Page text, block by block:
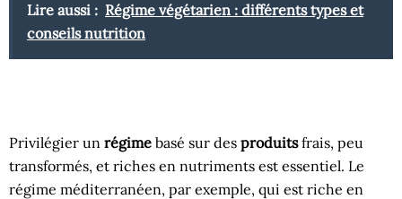
Lire aussi : Régime végétarien : différents types et
conseils nutrition
Privilégier un régime basé sur des produitsfrais, peu
transformés, et riches en nutriments est essentiel. Le
régime méditerranéen, par exemple, qui est riche en